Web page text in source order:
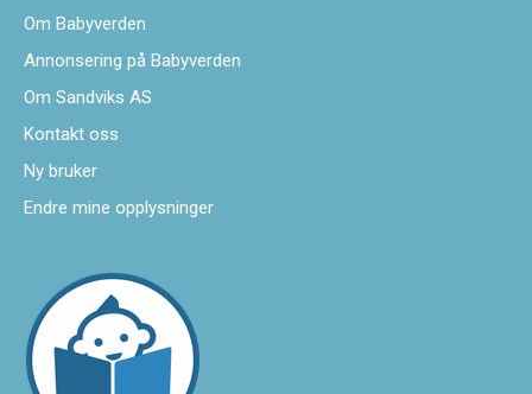
Om Babyverden
Annonsering på Babyverden
Om Sandviks AS
Kontakt oss
Ny bruker
Endre mine opplysninger